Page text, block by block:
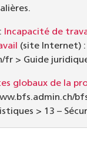
Incapacité de
(site Internet) :
fr > Guide
globaux de la
> 13 –